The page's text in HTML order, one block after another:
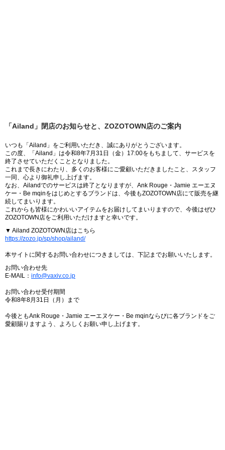
「Ailand」閉店のお知らせと、ZOZOTOWN店のご案内
いつも「Ailand」をご利用いただき、誠にありがとうございます。
この度、「Ailand」は令和8年7月31日（金）17:00をもちまして、サービスを
終了させていただくこととなりました。
これまで長きにわたり、多くのお客様にご愛顧いただきましたこと、スタッフ
一同、心より御礼申し上げます。
なお、Ailandでのサービスは終了となりますが、Ank Rouge・Jamie エーエヌ
ケー・Be mqinをはじめとするブランドは、今後もZOZOTOWN店にて販売を継
続してまいります。
これからも皆様にかわいいアイテムをお届けしてまいりますので、今後はぜひ
ZOZOTOWN店をご利用いただけますと幸いです。
▼ Ailand ZOZOTOWN店はこちら
https://zozo.jp/sp/shop/ailand/
本サイトに関するお問い合わせにつきましては、下記までお願いいたします。
お問い合わせ先
E-MAIL： info@vaxiv.co.jp
お問い合わせ受付期間
令和8年8月31日（月）まで
今後ともAnk Rouge・Jamie エーエヌケー・Be mqinならびに各ブランドをご
愛顧賜りますよう、よろしくお願い申し上げます。